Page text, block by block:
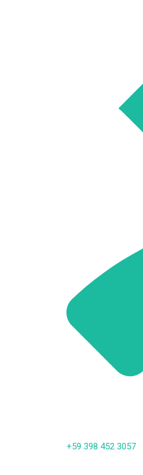
+59 398 452 3057